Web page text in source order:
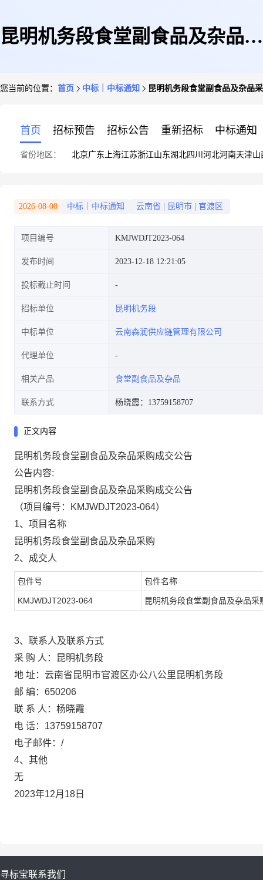
昆明机务段食堂副食品及杂品采
您当前的位置： 首页 中标｜中标通知 昆明机务段食堂副食品及杂品
首页 招标预告 招标公告 重新招标 中标通知
省份地区： 北京广东 上海江苏浙江山东湖北四川 河北河南天津山
2026-08-08 中标｜中标通知 云南省 昆明市 官渡区
项目编号 KMJWDJT2023-064
发布时间 2023-12-18 12:21:05
投标截止时间
招标单位 昆明机务段
中标单位 云南森润供应链管理有限公司
代理单位
相关产品 食堂副食品及杂品
联系方式 杨晓霞：13759158707
正文内容
昆明机务段食堂副食品及杂品采购成交公告
公告内容:
昆明机务段食堂副食品及杂品采购成交公告
（项目编号：
KMJWDJT2023-064）
1、项目名称
昆明机务段食堂副食品及杂品采购
2、成交人
包件号 包件名称
KMJWDJT2023-064 昆明机务段食堂副食品及杂品采
3、联系人及联系方式
采 购 人：昆明机务段
地 址：云南省昆明市官渡区办公八公里昆明机务段
邮 编：650206
联 系 人：杨晓霞
电 话：13759158707
电子邮件：/
4、其他
无
2023年12月18日
寻标宝联系我们